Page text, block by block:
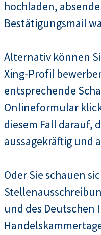
hochladen,
Bestätigungsmail
Alternativ können
Xing-Profil
entsprechende
Onlineformular
diesem Fall darauf,
aussagekräftig und
Oder Sie schauen
und des Deutschen